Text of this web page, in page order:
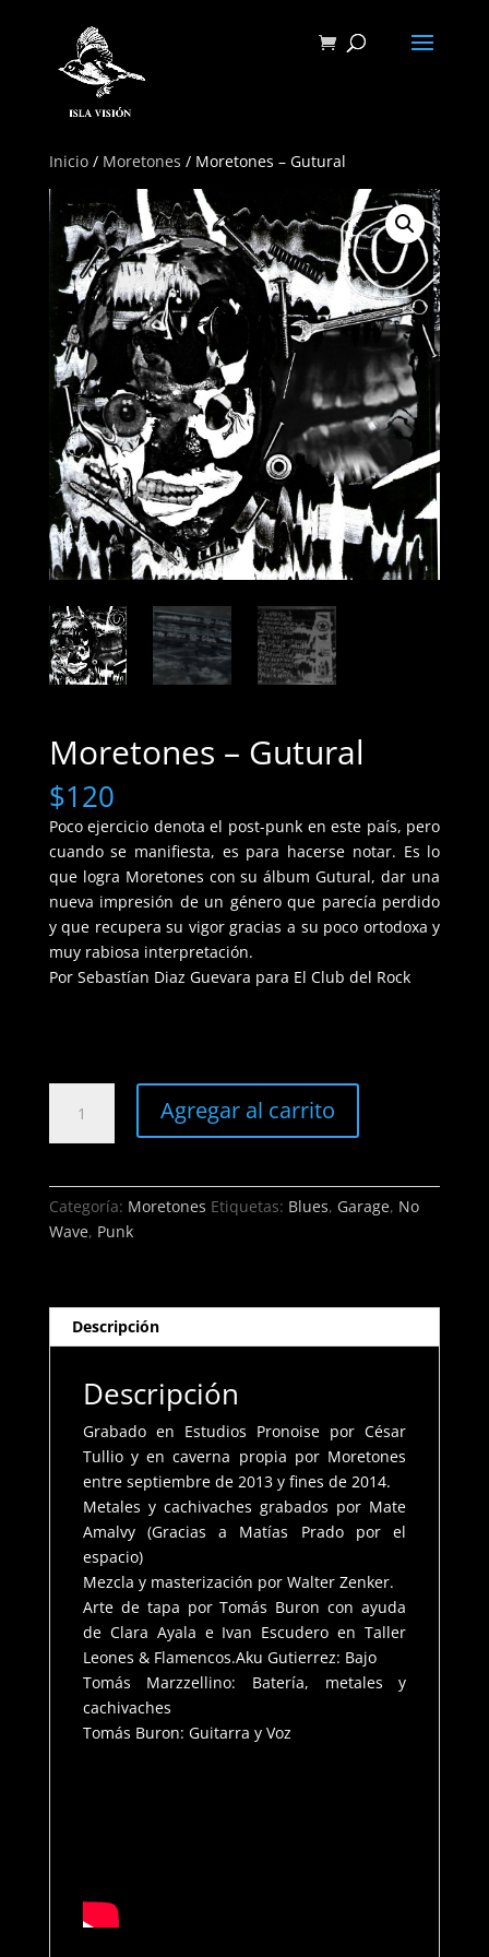
Inicio/ Moretones / Moretones – Gutural
Moretones – Gutural
$120
Poco ejercicio denota el post-punk en este país, pero
cuando se manifiesta, es para hacerse notar. Es lo
que logra Moretones con su álbum Gutural, dar una
nueva impresión de un género que parecía perdido
y que recupera su vigor gracias a su poco ortodoxa y
muy rabiosa interpretación.
Por Sebastían Diaz Guevara para El Club del Rock
Gutural
Agregar al carrito
Categoría: Moretones Etiquetas: Blues, Garage, No
Wave, Punk
Descripción
Descripción
Grabado en Estudios Pronoise por César
Tullio y en caverna propia por Moretones
entre septiembre de 2013 y fines de 2014.
Metales y cachivaches grabados por Mate
Amalvy (Gracias a Matías Prado por el
espacio)
Mezcla y masterización por Walter Zenker.
Arte de tapa por Tomás Buron con ayuda
de Clara Ayala e Ivan Escudero en Taller
Leones & Flamencos.Aku Gutierrez: Bajo
Tomás Marzzellino: Batería, metales y
cachivaches
Tomás Buron: Guitarra y Voz